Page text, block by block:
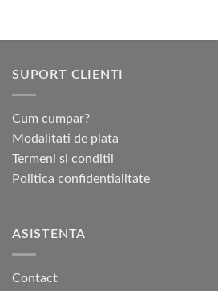
SUPORT CLIENTI
Cum cumpar?
Modalitati de plata
Termeni si conditii
Politica confidentialitate
ASISTENTA
Contact